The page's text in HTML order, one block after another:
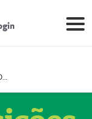
Prestador OFTALMOCLÍNICA SÃO GONÇALO (55004164-2)